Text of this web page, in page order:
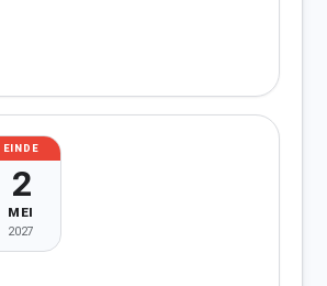
EINDE
2
MEI
2027